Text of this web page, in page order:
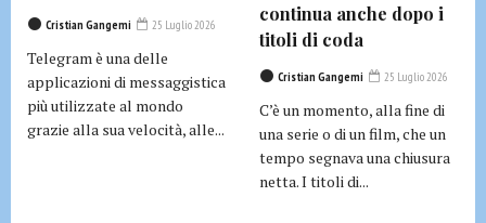
Cristian Gangemi 25 Luglio 2026
Telegram è una delle
applicazioni di messaggistica
più utilizzate al mondo
grazie alla sua velocità, alle...
continua anche dopo i
titoli di coda
Cristian Gangemi 25 Luglio 2026
C’è un momento, alla fine di
una serie o di un film, che un
tempo segnava una chiusura
netta. I titoli di...